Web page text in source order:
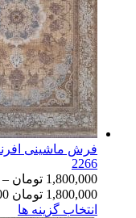
2266
1,800,000 تومان –
1,800,000 تومان through 54,000,000 تومان
انتخاب گزینه ها